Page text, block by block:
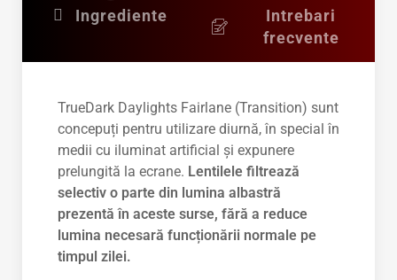
Ingrediente
Intrebari
frecvente
TrueDark Daylights Fairlane (Transition) sunt
concepuți pentru utilizare diurnă, în special în
medii cu iluminat artificial și expunere
prelungită la ecrane. Lentilele filtrează
selectiv o parte din lumina albastră
prezentă în aceste surse, fără a reduce
lumina necesară funcționării normale pe
timpul zilei.